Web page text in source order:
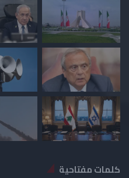
كلمات مفتاحية